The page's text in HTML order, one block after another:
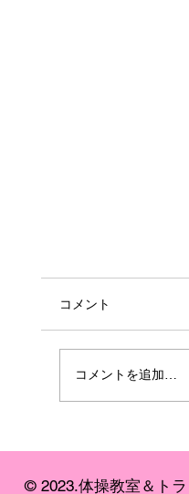
コメント
コメントを追加…
© 2023.​体操教室＆ト